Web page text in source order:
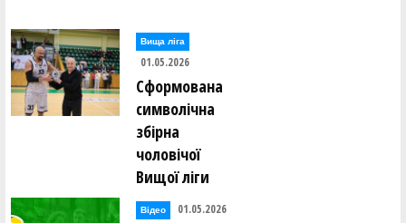
Вища лiга
01.05.2026
Сформована
символічна
збірна
чоловічої
Вищої ліги
Відео 01.05.2026